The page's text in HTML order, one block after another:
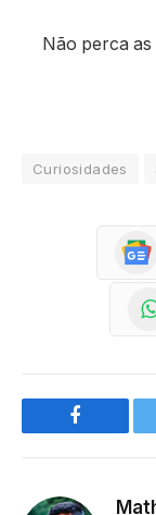
Não perca as
Curiosidades
Facebook